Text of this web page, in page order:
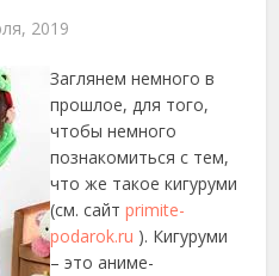
2019
Заглянем немного в
прошлое, для того,
чтобы немного
познакомиться с тем,
что же такое кигуруми
(см. сайтprimite-
podarok.ru ). Кигуруми
– это аниме-